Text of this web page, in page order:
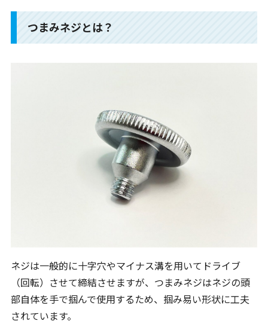
つまみネジとは？
ネジは一般的に十字穴やマイナス溝を用いてドライブ
（回転）させて締結させますが、つまみネジはネジの頭
部自体を手で掴んで使用するため、掴み易い形状に工夫
されています。